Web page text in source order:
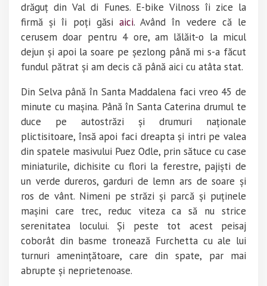
drăguț din Val di Funes. E-bike Vilnoss îi zice la
firmă și îi poți găsi aici. Având în vedere că le
cerusem doar pentru 4 ore, am lălăit-o la micul
dejun și apoi la soare pe șezlong până mi s-a făcut
fundul pătrat și am decis că până aici cu atâta stat.
Din Selva până în Santa Maddalena faci vreo 45 de
minute cu mașina. Până în Santa Caterina drumul te
duce pe autostrăzi și drumuri naționale
plictisitoare, însă apoi faci dreapta și intri pe valea
din spatele masivului Puez Odle, prin sătuce cu case
miniaturile, dichisite cu flori la ferestre, pajiști de
un verde dureros, garduri de lemn ars de soare și
ros de vânt. Nimeni pe străzi și parcă și puținele
mașini care trec, reduc viteza ca să nu strice
serenitatea locului. Și peste tot acest peisaj
coborât din basme tronează Furchetta cu ale lui
turnuri amenințătoare, care din spate, par mai
abrupte și neprietenoase.